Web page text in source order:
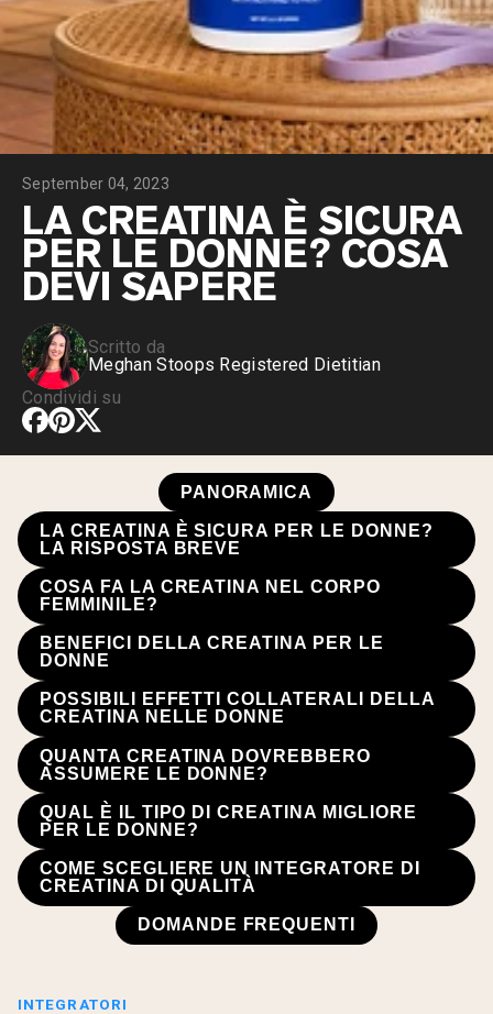
Proteine del Siero di Latte da
Allevamento al Pascolo
Peptidi di collagene
Whey al cioccolato da latte di mucche
alimentate a erba
Whey di erba alimentata alla vaniglia
Siero di latte da bovini alimentati a erba
Shop All Protein Powders
VEGAN PROTEINBest Seller
Proteina di piselli
September 04, 2023
LA CREATINA È SICURA
PER LE DONNE? COSA
DEVI SAPERE
Scritto da
Meghan Stoops Registered Dietitian
Condividi su
PANORAMICA
LA CREATINA È SICURA PER LE DONNE?
LA RISPOSTA BREVE
COSA FA LA CREATINA NEL CORPO
FEMMINILE?
BENEFICI DELLA CREATINA PER LE
DONNE
POSSIBILI EFFETTI COLLATERALI DELLA
CREATINA NELLE DONNE
QUANTA CREATINA DOVREBBERO
ASSUMERE LE DONNE?
QUAL È IL TIPO DI CREATINA MIGLIORE
PER LE DONNE?
COME SCEGLIERE UN INTEGRATORE DI
CREATINA DI QUALITÀ
DOMANDE FREQUENTI
INTEGRATORI